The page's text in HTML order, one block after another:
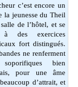
c’est encore un
la jeunesse du Theil
de l’hôtel, et se
des exercices
fort distingués.
ne renferment
bien
pour une âme
d’attrait, et